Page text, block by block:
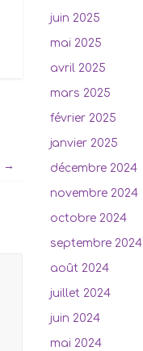
→
juin 2025
mai 2025
avril 2025
mars 2025
février 2025
janvier 2025
décembre 2024
novembre 2024
octobre 2024
septembre 2024
août 2024
juillet 2024
juin 2024
mai 2024